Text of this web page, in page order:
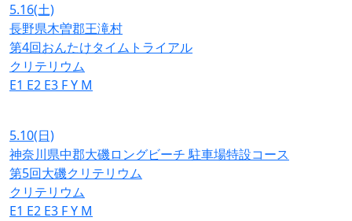
5.16(土)
長野県木曽郡王滝村
第4回おんたけタイムトライアル
クリテリウム
E1 E2 E3 FY M
5.10(日)
神奈川県中郡大磯ロングビーチ 駐車場特設コース
第5回大磯クリテリウム
クリテリウム
E1 E2 E3 FY M